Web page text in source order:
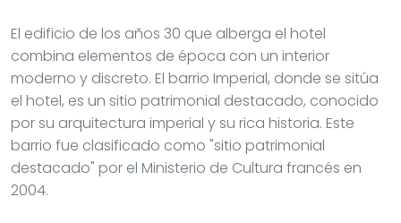
El edificio de los años 30 que alberga el hotel
combina elementos de época con un interior
moderno y discreto. El barrio Imperial, donde se sitúa
el hotel, es un sitio patrimonial destacado, conocido
por su arquitectura imperial y su rica historia. Este
barrio fue clasificado como "sitio patrimonial
destacado" por el Ministerio de Cultura francés en
2004.